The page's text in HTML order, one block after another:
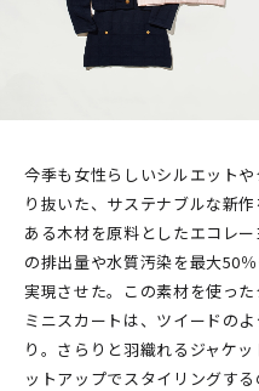
今季も女性らしいシルエット
り抜いた、サステナブルな新
ある木材を原料としたエコレ
の排出量や水質汚染を最大50
実現させた。この素材を使っ
ミニスカートは、ツイードの
り。さらりと羽織れるジャケ
ットアップでスタイリングす